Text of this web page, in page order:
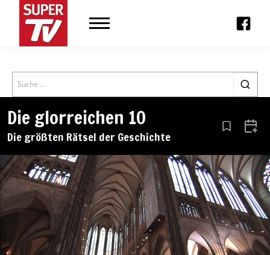
Search
Die glorreichen 10
Die größten Rätsel der Geschichte Aus den